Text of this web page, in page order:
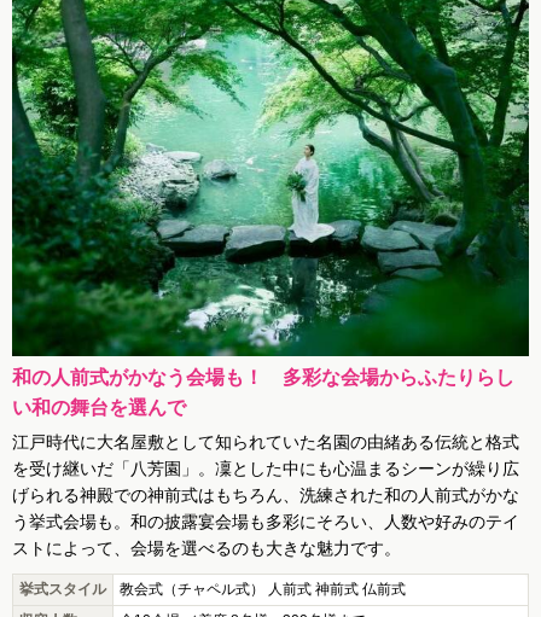
和の人前式がかなう会場も！ 多彩な会場からふたりらし
い和の舞台を選んで
江戸時代に大名屋敷として知られていた名園の由緒ある伝統と格式
を受け継いだ「八芳園」。凜とした中にも心温まるシーンが繰り広
げられる神殿での神前式はもちろん、洗練された和の人前式がかな
う挙式会場も。和の披露宴会場も多彩にそろい、人数や好みのテイ
ストによって、会場を選べるのも大きな魅力です。
挙式スタイル
教会式（チャペル式） 人前式 神前式 仏前式